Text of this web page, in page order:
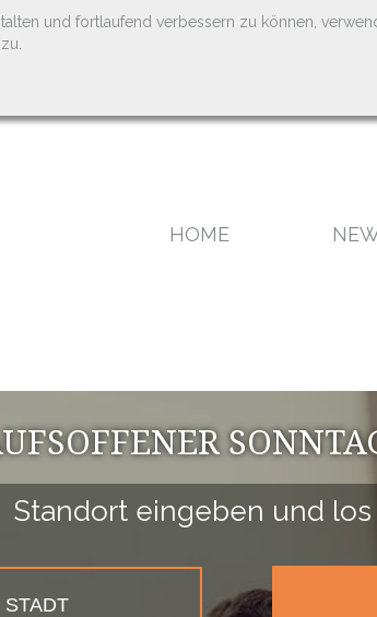
und fortlaufend verbessern zu können,
HOME
Standort eingeben und